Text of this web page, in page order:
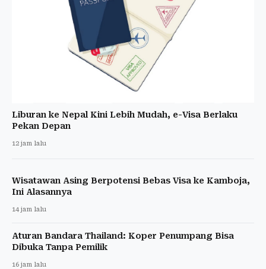
Liburan ke Nepal Kini Lebih Mudah, e-Visa Berlaku
Pekan Depan
12 jam lalu
Wisatawan Asing Berpotensi Bebas Visa ke Kamboja,
Ini Alasannya
14 jam lalu
Aturan Bandara Thailand: Koper Penumpang Bisa
Dibuka Tanpa Pemilik
16 jam lalu